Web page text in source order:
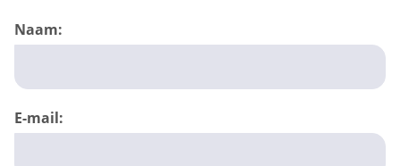
Naam:
E-mail: